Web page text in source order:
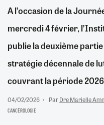
A l’occasion de la
mercredi 4 février,
publie la deuxième
stratégie décennale de
couvrant la période
04/02/2026 ParDre Marielle
CANCÉROLOGIE